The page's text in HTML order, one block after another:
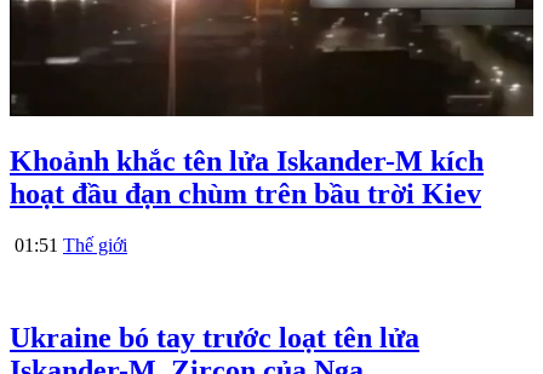
Khoảnh khắc tên lửa Iskander-M kích
hoạt đầu đạn chùm trên bầu trời Kiev
01:51 Thế giới
Ukraine bó tay trước loạt tên lửa